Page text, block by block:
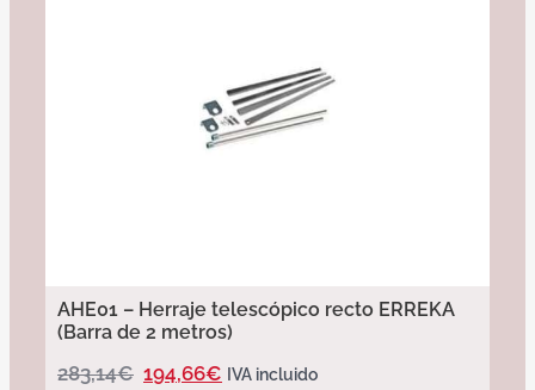
AHE01 – Herraje telescópico recto ERREKA
(Barra de 2 metros)
283,14€ 194,66€ IVA incluido